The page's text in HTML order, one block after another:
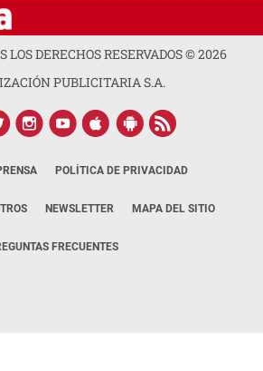
LOS DERECHOS RESERVADOS ©2026
PUBLICITARIA S.A.
POLÍTICA DE PRIVACIDAD
NEWSLETTER MAPA DEL SITIO
FRECUENTES